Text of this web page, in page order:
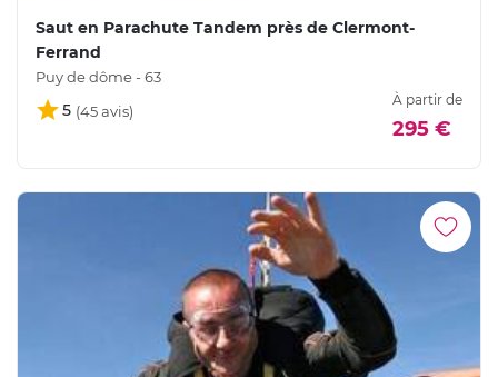
Saut en Parachute Tandem près de Clermont-
Ferrand
Puy de dôme - 63
5
À partir de
295 €